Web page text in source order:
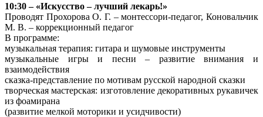
10:30 – «Искусство – лучший лекарь!»
Проводят Прохорова О. Г. – монтессори-педагог, Коновальчик
М. В. – коррекционный педагог
В программе:
музыкальная терапия: гитара и шумовые инструменты
музыкальные игры и песни – развитие внимания и
взаимодействия
сказка-представление по мотивам русской народной сказки
творческая мастерская: изготовление декоративных рукавичек
из фоамирана
(развитие мелкой моторики и усидчивости)